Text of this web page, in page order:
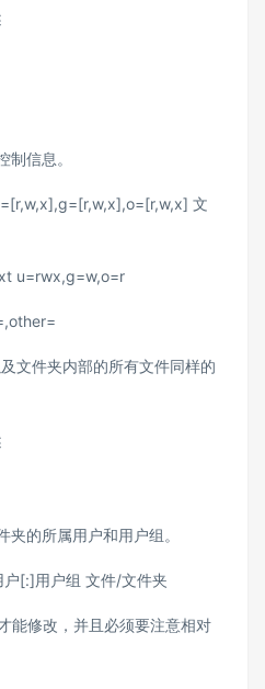
制信息。
文
u=rwx,g=w,o=r
文件夹内部的所有文件同样的
夹的所属用户和用户组。
[:]用户组 文件/文件夹
能修改，并且必须要注意相对